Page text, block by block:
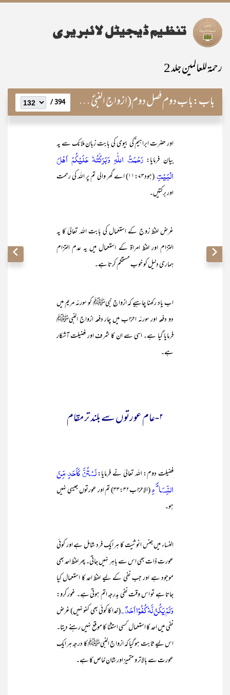
رحمۃ للعالمین جلد 2
باب:باب دوم فصل دوم(ازواج النبیؐ کے فضائل اور ان کانسب) 394 /
اور حضرت ابراہیم ؑکی بیوی کی بابت زبان ملائک سے یہ
بیان فرمایا:رَحْمَتُ اللّٰهِ وَبَرَكٰتُهٗ عَلَيْكُمْ اَهْلَ
الْبَيْتِ
(ہود۱۱:۷۳) اے گھر والی تم پر اللہ کی رحمت
اور برکتیں۔
غرض لفظ زوج کے استعمال کی بابت اللہ تعالیٰ کا یہ
التزام اور لفظ امراۃ کے استعمال میں یہ عدم التزام
ہماری دلیل کو خوب مستحکم کرتا ہے۔
اب یاد رکھنا چاہیے کہ ازواجِ نبیﷺ کو سورئہ مریم میں
دو دفعہ اور سورئہ احزاب میں چار دفعہ ازواج النبیﷺ
فرمایا گیا ہے۔ اسی سے ان کا شرف اور فضیلت آشکار
ہے۔
۲-عام عورتوں سے بلند تر مقام
فضیلت دوم: اللہ تعالیٰ نے فرمایا:لَسْتُنَّ كَاَحَدٍ مِّنَ
النِّسَاۗءِ
(الاحزاب۳۳:۳۲) تم اور عورتوں جیسی نہیں
ہو۔
النساء میں جنس انوثیت کا ہر ایک فرد شامل ہے اور کوئی
عورت ذات بھی اس سے باہر نہیں جاتی۔ پھر لفظ احد بھی
موجود ہے اور جب نفی کے لیے لفظ احد کا استعمال کیا
جاتا ہے تو اس وقت نفی بدرجہ اتم ہوتی ہے۔ غور کرو:
وَلَمْ يَكُنْ لَّهٗ كُفُوًا اَحَدٌ ۔(خدا کا کوئی بھی کفو نہیں) غرض
نفی میں احد کا استعمال کسی استثنا کا موقع نہیں رہنے دیتا۔
اس لیے ثابت ہو گیا کہ ازواج النبیﷺ کا درجہ ہر ایک
عورت سے بالاتر و متمیز اور شانِ خاص کا ہے۔